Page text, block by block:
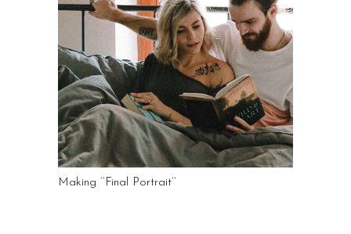
Making ‘’Final Portrait’’